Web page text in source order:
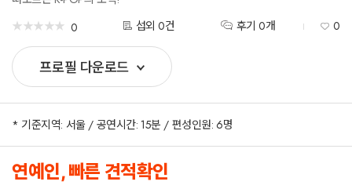
★★★★★
★★★★★ 0 섭외 0건 후기 0개 0
프로필 다운로드
* 기준지역: 서울 / 공연시간: 15분 / 편성인원: 6명
연예인, 빠른 견적확인